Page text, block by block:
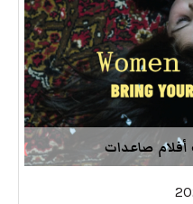
أفلام صاعدات